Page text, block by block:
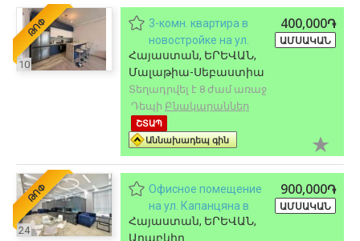
ԹՈՓ
10
3-комн. квартира в
новостройке на ул.
Монте Мелконяна в
Малатия-Себастии, 77
кв.м., высокие потолки
Հայաստան, ԵՐԵՎԱՆ,
Մալաթիա-Սեբաստիա
Տեղադրվել է 8 ժամ առաջ
Դեպի Բնակարաններ
ՇՏԱՊ
Աննախադեպ գին
400,000֏
ԱՄՍԱԿԱՆ
ԹՈՓ
24
Офисное помещение
на ул. Капанцяна в
Арабкире, 200 кв.м.
Հայաստան, ԵՐԵՎԱՆ,
Արաբկիր
900,000֏
ԱՄՍԱԿԱՆ